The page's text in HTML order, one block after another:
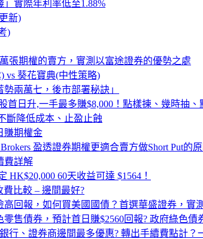
實際年利率低至1.88%
新)
)
張期權的賣方，實測以富途證券的優勢之處
vs 葵花寶典(中性策略)
兩萬七，後市部署秘訣」
首日升,一手最多賺$8,000！點樣揀、幾時抽
斷降低成本、止盈止蝕
賺期權金
盈透證券期權更適合賣方做Short Put的原
費詳解
HK$20,000 60天收益可達 $1564！
費比較 – 邊間最好?
高回報，如何買美國國債？首選華盛證券，實
零售債券，預計首日賺$2560回報? 政府綠色債
行、證券商邊間最多優惠? 轉出手續費點計